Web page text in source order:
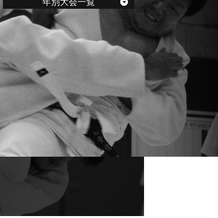
年別大会一覧